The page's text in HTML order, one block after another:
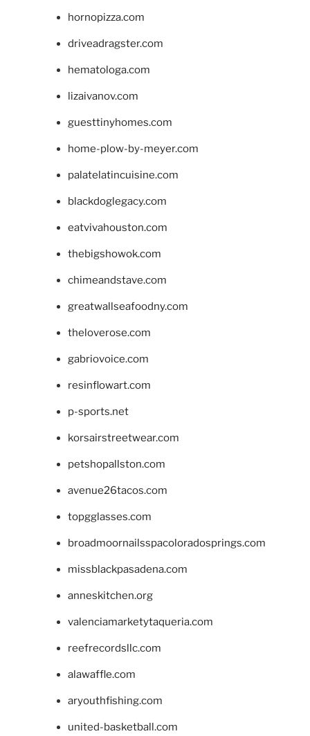
hornopizza.com
driveadragster.com
hematologa.com
lizaivanov.com
guesttinyhomes.com
home-plow-by-meyer.com
palatelatincuisine.com
blackdoglegacy.com
eatvivahouston.com
thebigshowok.com
chimeandstave.com
greatwallseafoodny.com
theloverose.com
gabriovoice.com
resinflowart.com
p-sports.net
korsairstreetwear.com
petshopallston.com
avenue26tacos.com
topgglasses.com
broadmoornailsspacoloradosprings.com
missblackpasadena.com
anneskitchen.org
valenciamarketytaqueria.com
reefrecordsllc.com
alawaffle.com
aryouthfishing.com
united-basketball.com